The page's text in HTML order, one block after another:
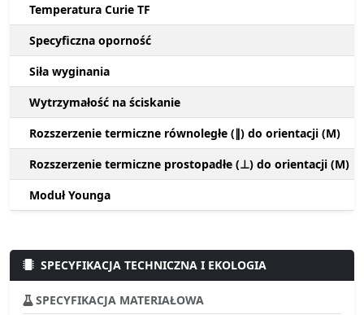
Temperatura Curie TF
Specyficzna oporność
Siła wyginania
Wytrzymałość na ściskanie
Rozszerzenie termiczne równoległe (∥) do orientacji (M)
Rozszerzenie termiczne prostopadłe (⊥) do orientacji (M)
Moduł Younga
SPECYFIKACJA TECHNICZNA I EKOLOGIA
SPECYFIKACJA MATERIAŁOWA